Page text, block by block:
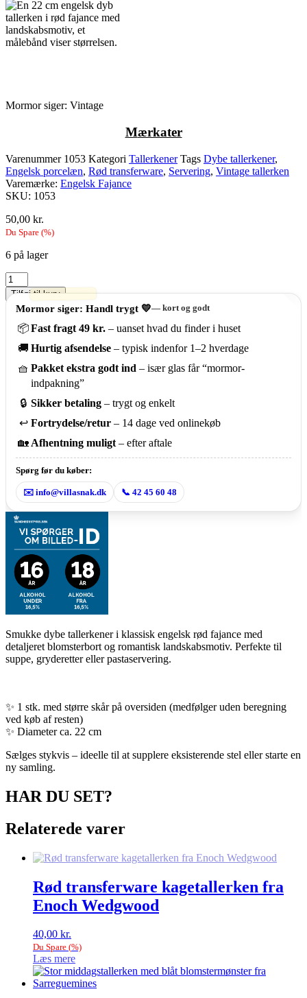
Mormor siger: Vintage
Mærkater
Varenummer 1053 Kategori Tallerkener Tags Dybe tallerkener,
Engelsk porcelæn, Rød transferware, Servering, Vintage tallerken
Varemærke: Engelsk Fajance
SKU: 1053
50,00 kr.
Du Spare (%)
6 på lager
Engelsk
rød
fajance
dybe
antal
Tilføj til kurv
Mormor siger: Handl trygt 💛— kort og godt
📦Fast fragt 49 kr. – uanset hvad du finder i huset
🚚 Hurtig afsendelse – typisk indenfor 1–2 hverdage
🧺 Pakket ekstra godt ind – især glas får “mormor-
indpakning”
🔒 Sikker betaling – trygt og enkelt
↩️ Fortrydelse/retur – 14 dage ved onlinekøb
🏡 Afhentning muligt – efter aftale
Spørg før du køber:
✉️ info@villasnak.dk 📞 42 45 60 48
Smukke dybe tallerkener i klassisk engelsk rød fajance med
detaljeret blomsterbort og romantisk landskabsmotiv. Perfekte til
suppe, gryderetter eller pastaservering.
✨ 1 stk. med større skår på oversiden (medfølger uden beregning
ved køb af resten)
✨ Diameter ca. 22 cm
Sælges stykvis – ideelle til at supplere eksisterende stel eller starte en
ny samling.
HAR DU SET?
Relaterede varer
Rød transferware kagetallerken fra
Enoch Wedgwood
40,00 kr.
Du Spare (%)
Læs mere